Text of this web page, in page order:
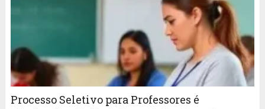
Processo Seletivo para Professores é